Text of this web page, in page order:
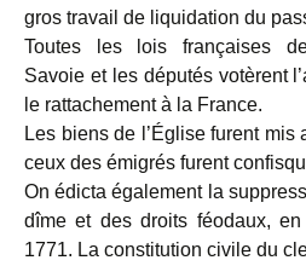
gros travail de liquidation du
Toutes les lois françaises
Savoie et les députés votèrent
le rattachement à la France.
Les biens de l’Église furent
ceux des émigrés furent
On édicta également la
dîme et des droits féodaux,
1771. La constitution civile du